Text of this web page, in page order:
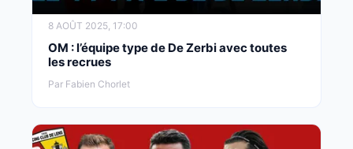
8 AOÛT 2025, 17:00
OM : l’équipe type de De Zerbi avec toutes
les recrues
Par Fabien Chorlet